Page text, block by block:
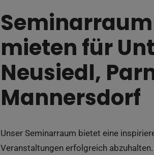
mieten für
Neusiedl,
Mannersdorf
Unser Seminarraum bietet eine
Veranstaltungen erfolgreich